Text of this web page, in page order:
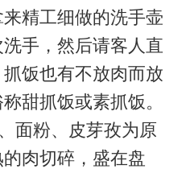
精工细做的洗手壶
手，然后请客人直
饭也有不放肉而放
甜抓饭或素抓饭。
粉、皮芽孜为原
肉切碎，盛在盘